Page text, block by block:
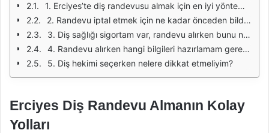
1. Erciyes’te diş randevusu almak için en iyi yöntem nedir?
2. Randevu iptal etmek için ne kadar önceden bildirim yapmalıyım?
3. Diş sağlığı sigortam var, randevu alırken bunu nasıl belirtmeliyim?
4. Randevu alırken hangi bilgileri hazırlamam gerekiyor?
5. Diş hekimi seçerken nelere dikkat etmeliyim?
Erciyes Diş Randevu Almanın Kolay
Yolları